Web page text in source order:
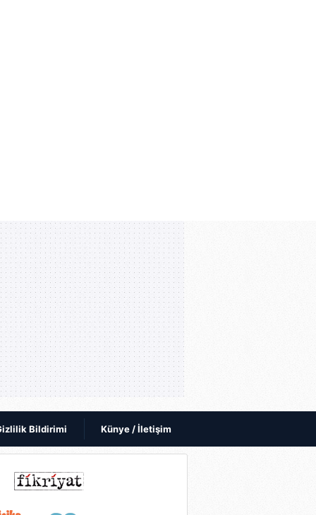
Bildirimi Künye / İletişim